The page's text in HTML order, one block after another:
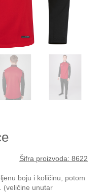
Šifra proizvoda: 8622
boju i količinu, potom
(veličine unutar